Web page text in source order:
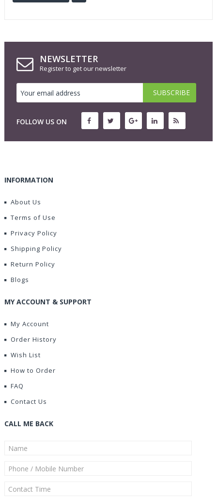
NEWSLETTER
Register to get our newsletter
FOLLOW US ON
INFORMATION
About Us
Terms of Use
Privacy Policy
Shipping Policy
Return Policy
Blogs
MY ACCOUNT & SUPPORT
My Account
Order History
Wish List
How to Order
FAQ
Contact Us
CALL ME BACK